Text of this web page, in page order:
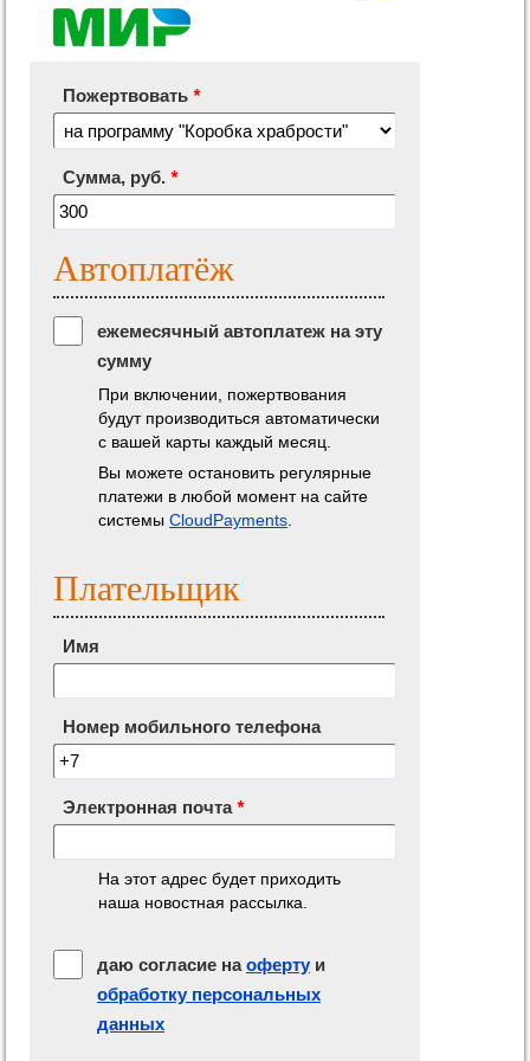
Нужна помощь?
Программы фонда
Медиа
События и люди
Мы в СМИ
Наши друзья
Банеры
Пожертвовать *
Сумма, руб. *
Автоплатёж
ежемесячный автоплатеж на эту
сумму
При включении, пожертвования
будут производиться автоматически
с вашей карты каждый месяц.
Вы можете остановить регулярные
платежи в любой момент на сайте
системы CloudPayments
Плательщик
Имя
Номер мобильного телефона
Электронная почта*
На этот адрес будет приходить
наша новостная рассылка.
даю согласие наоферту и
обработку персональных
данных